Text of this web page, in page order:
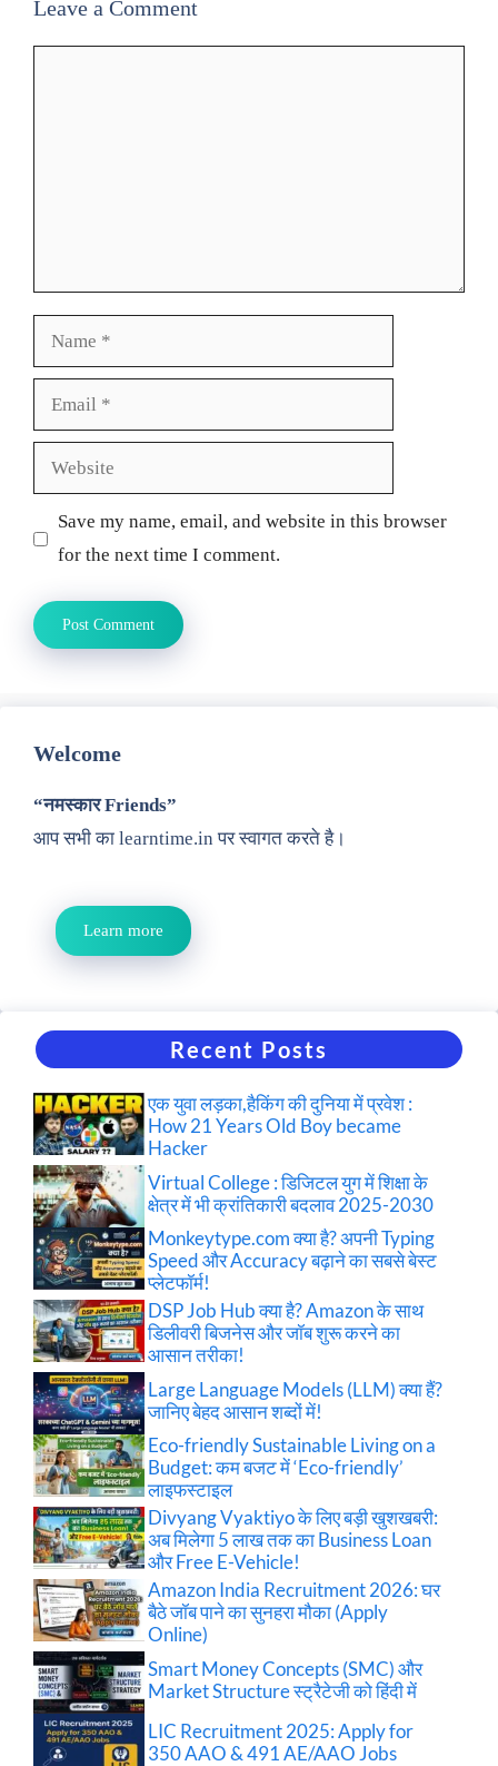
Leave a Comment
Name
Email
Website
Save my name, email, and website in this browser
for the next time I comment.
Welcome
“नमस्कार Friends”
आप सभी का learntime.in पर स्वागत करते है।
Learn more
Recent Posts
एक युवा लड़का,हैकिंग की दुनिया में प्रवेश :
How 21 Years Old Boy became
Hacker
Virtual College : डिजिटल युग में शिक्षा के
क्षेत्र में भी क्रांतिकारी बदलाव 2025-2030
Monkeytype.com क्या है? अपनी Typing
Speed और Accuracy बढ़ाने का सबसे बेस्ट
प्लेटफॉर्म!
DSP Job Hub क्या है? Amazon के साथ
डिलीवरी बिजनेस और जॉब शुरू करने का
आसान तरीका!
Large Language Models (LLM) क्या हैं?
जानिए बेहद आसान शब्दों में!
Eco-friendly Sustainable Living on a
Budget: कम बजट में ‘Eco-friendly’
लाइफस्टाइल
Divyang Vyaktiyo के लिए बड़ी खुशखबरी:
अब मिलेगा 5 लाख तक का Business Loan
और Free E-Vehicle!
Amazon India Recruitment 2026: घर
बैठे जॉब पाने का सुनहरा मौका (Apply
Online)
Smart Money Concepts (SMC) और
Market Structure स्ट्रैटेजी को हिंदी में
LIC Recruitment 2025: Apply for
350 AAO & 491 AE/AAO Jobs